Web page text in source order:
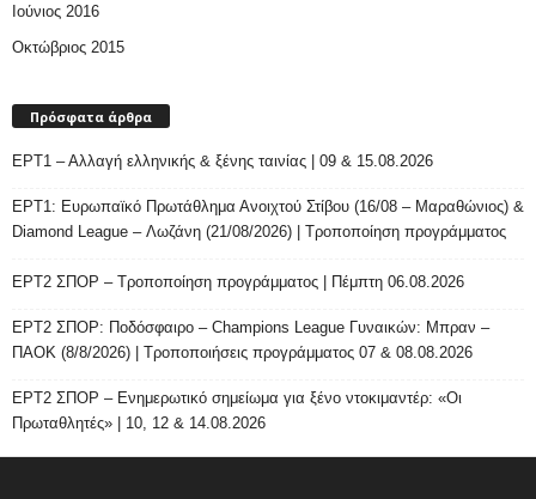
Ιούνιος 2016
Οκτώβριος 2015
Πρόσφατα άρθρα
ΕΡΤ1 – Αλλαγή ελληνικής & ξένης ταινίας | 09 & 15.08.2026
ΕΡΤ1: Ευρωπαϊκό Πρωτάθλημα Ανοιχτού Στίβου (16/08 – Μαραθώνιος) &
Diamond League – Λωζάνη (21/08/2026) | Τροποποίηση προγράμματος
ΕΡΤ2 ΣΠΟΡ – Τροποποίηση προγράμματος | Πέμπτη 06.08.2026
ΕΡΤ2 ΣΠΟΡ: Ποδόσφαιρο – Champions League Γυναικών: Μπραν –
ΠΑΟΚ (8/8/2026) | Τροποποιήσεις προγράμματος 07 & 08.08.2026
ΕΡΤ2 ΣΠΟΡ – Ενημερωτικό σημείωμα για ξένο ντοκιμαντέρ: «Οι
Πρωταθλητές» | 10, 12 & 14.08.2026